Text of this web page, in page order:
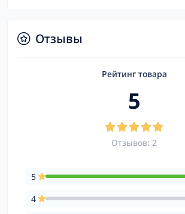
Отзывы
Рейтинг товара
5
Отзывов: 2
5
4